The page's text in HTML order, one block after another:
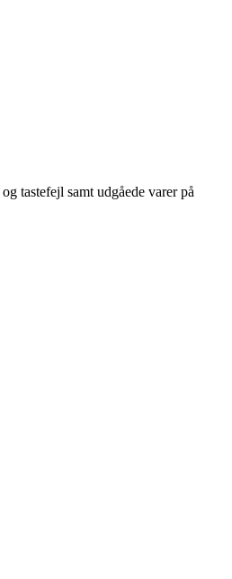
tastefejl samt udgåede varer på